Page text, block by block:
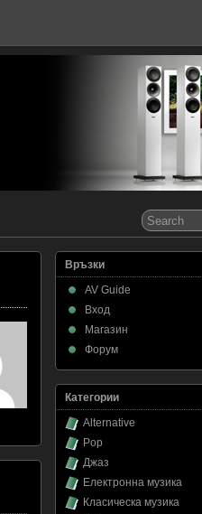
Връзки
AV Guide
Вход
Магазин
Форум
Категории
Alternative
Pop
Джаз
Електронна музика
Класическа музика